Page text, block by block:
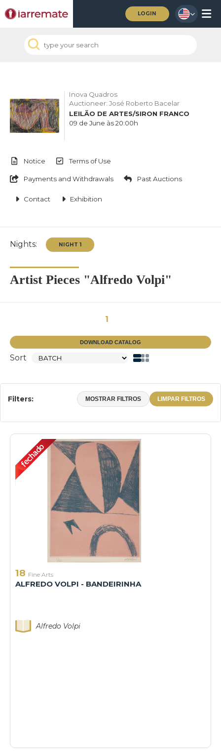
LOGIN
Inova Quadros
Auctioneer: José Roberto Bacelar
LEILÃO DE ARTES/SIRON FRANCO
09 de June às 20:00h
Notice Terms of Use
Payments and Withdrawals Past Auctions
Contact Exhibition
Nights:
Artist Pieces "Alfredo Volpi"
1
DOWNLOAD CATALOG
Sort
Filters: MOSTRAR FILTROS LIMPAR FILTROS
18 Fine Arts
ALFREDO VOLPI - BANDEIRINHA
Alfredo Volpi